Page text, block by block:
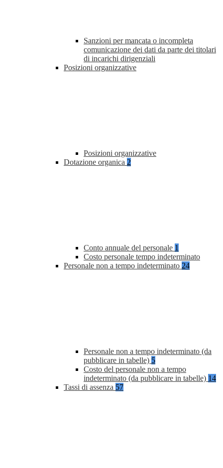
Sanzioni per mancata o incompleta
comunicazione dei dati da parte dei titolari
di incarichi dirigenziali
Posizioni organizzative
Posizioni organizzative
Dotazione organica 2
Conto annuale del personale 1
Costo personale tempo indeterminato
Personale non a tempo indeterminato 24
Personale non a tempo indeterminato (da
pubblicare in tabelle) 5
Costo del personale non a tempo
indeterminato (da pubblicare in tabelle) 14
Tassi di assenza 57